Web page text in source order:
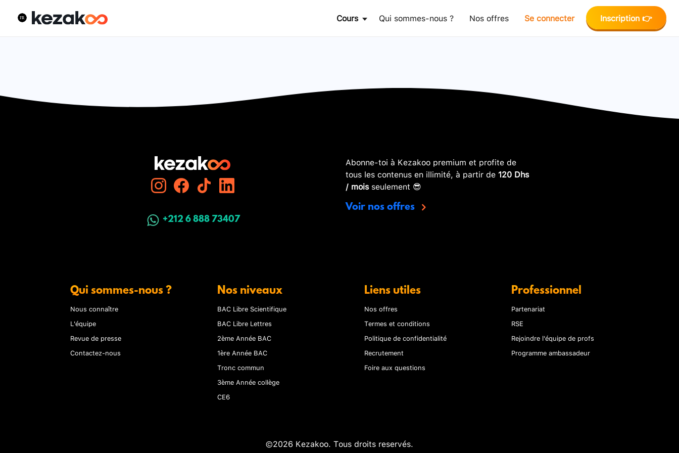
Cours Qui sommes-nous ? Nos offres Se connecter Inscription 👉
+212 6 888 73407
Abonne-toi à Kezakoo premium et profite de
tous les contenus en illimité, à partir de 120 Dhs
/ moisseulement 😎
Voir nos offres
Qui sommes-nous ?
Nous connaître
L'équipe
Revue de presse
Contactez-nous
Nos niveaux
BAC Libre Scientifique
BAC Libre Lettres
2ème Année BAC
1ère Année BAC
Tronc commun
3ème Année collège
CE6
Liens utiles
Nos offres
Termes et conditions
Politique de confidentialité
Recrutement
Foire aux questions
Professionnel
Partenariat
RSE
Rejoindre l'équipe de profs
Programme ambassadeur
©2026 Kezakoo. Tous droits reservés.